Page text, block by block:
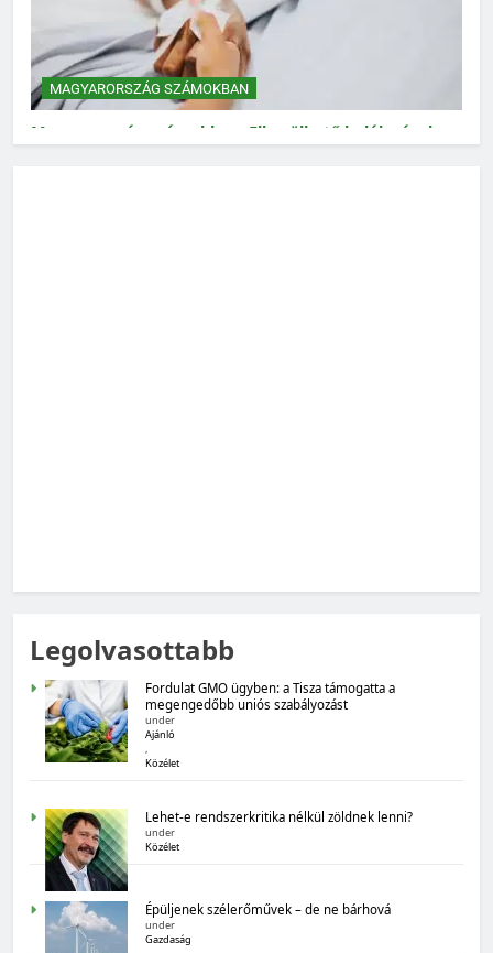
MAGYARORSZÁG SZÁMOKBAN
Magyarország számokban: Elkerülhető halálozások
Magyarország számokban: Fogyasztói bizalom,
gazdasági várakozások
MAGYARORSZÁG SZÁMOKBAN
Magyarország számokban: Államadósság
Legolvasottabb
Fordulat GMO ügyben: a Tisza támogatta a
megengedőbb uniós szabályozást
under
Ajánló
,
Közélet
Lehet-e rendszerkritika nélkül zöldnek lenni?
under
Közélet
Épüljenek szélerőművek – de ne bárhová
under
Gazdaság